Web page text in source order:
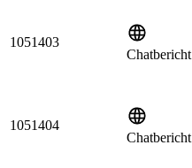
1051403
Chatbericht
1051404
Chatbericht